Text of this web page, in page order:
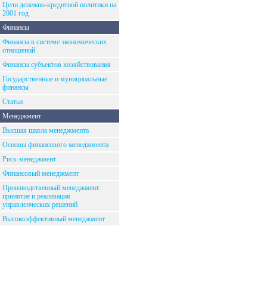
Цели денежно-кредитной политики на
2001 год
Финансы
Финансы в системе экономических
отношений
Финансы субъектов хозяйствования
Государственные и муниципальные
финансы
Статьи
Менеджмент
Высшая школа менеджмента
Основы финансового менеджмента
Риск-менеджмент
Финансовый менеджмент
Производственный менеджмент:
принятие и реализация
управленческих решений
Высокоэффективный менеджмент